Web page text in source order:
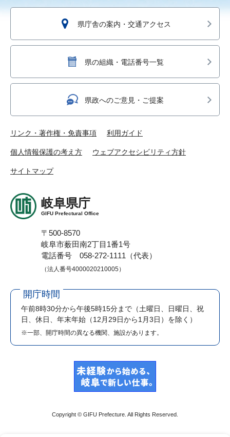
県庁舎の案内・交通アクセス
県の組織・電話番号一覧
県政へのご意見・ご提案
リンク・著作権・免責事項 利用ガイド
個人情報保護の考え方 ウェブアクセシビリティ方針
サイトマップ
岐阜県庁
GIFU Prefectural Office
〒500-8570
岐阜市薮田南2丁目1番1号
電話番号 058-272-1111（代表）
（法人番号4000020210005）
開庁時間
午前8時30分から午後5時15分まで （土曜日、日曜日、祝
日、休日、年末年始（12月29日から1月3日）を除く）
※一部、開庁時間の異なる機関、施設があります。
Copyright © GIFU Prefecture. All Rights Reserved.